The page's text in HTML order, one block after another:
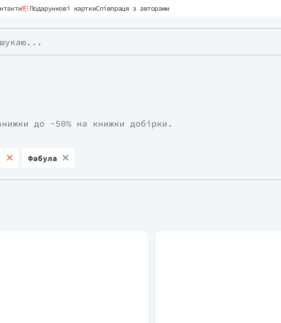
Подарункові карткиСпівпраця з авторами
до -50% на книжки добірки.
Фабула